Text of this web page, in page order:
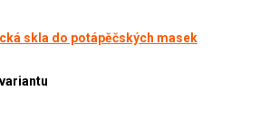
skla do potápěčských masek